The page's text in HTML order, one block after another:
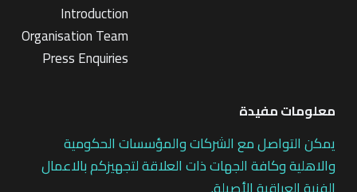
Introduction
Organisation Team
Press Enquiries
معلومات مفيدة
يمكن التواصل مع الشركات والمؤسسات الحكومية
والاهلية وكافة الجهات ذات العلاقة لتجهيزكم بالاعمال